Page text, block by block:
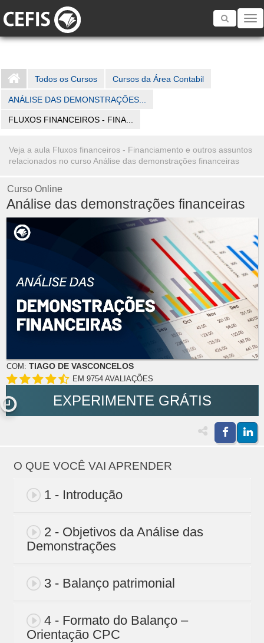
Toggle
Todos os Cursos Cursos da Área Contabil
ANÁLISE DAS DEMONSTRAÇÕES...
FLUXOS FINANCEIROS - FINA...
Veja a aula Fluxos financeiros - Financiamento e outros assuntos
relacionados no curso Análise das demonstrações financeiras
Curso Online
Análise das demonstrações financeiras
COM: TIAGO DE VASCONCELOS
EM 9754 AVALIAÇÕES
EXPERIMENTE GRÁTIS
O QUE VOCÊ VAI APRENDER
1 - Introdução
2 - Objetivos da Análise das
Demonstrações
3 - Balanço patrimonial
4 - Formato do Balanço –
Orientação CPC